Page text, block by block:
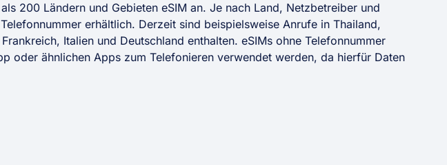
200 Ländern und Gebieten eSIM an. Je nach Land, Netzbetreiber und
erhältlich. Derzeit sind beispielsweise Anrufe in Thailand,
Italien und Deutschland enthalten. eSIMs ohne Telefonnummer
oder ähnlichen Apps zum Telefonieren verwendet werden, da hierfür Daten